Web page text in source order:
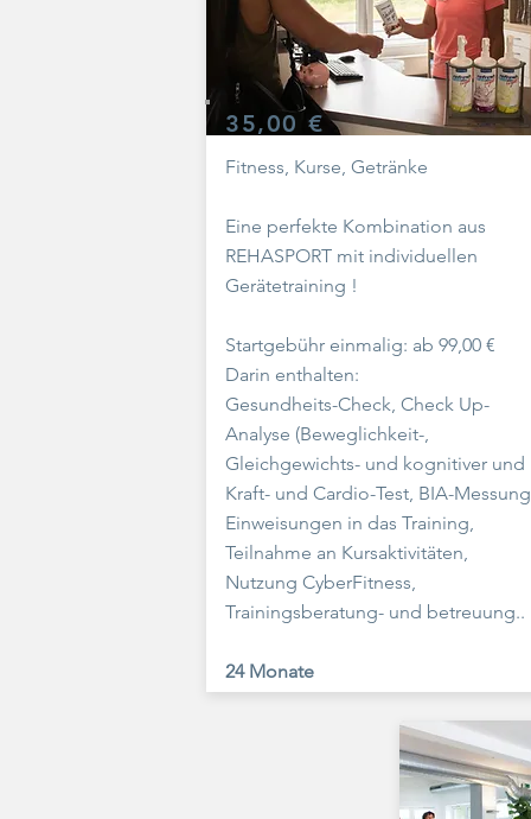
35,00 €
Fitness, Kurse, Getränke
Eine perfekte Kombination aus
REHASPORT mit individuellen
Gerätetraining !
Startgebühr einmalig: ab 99,00 €
Darin enthalten:
Gesundheits-Check, Check Up-
Analyse (Beweglichkeit-,
Gleichgewichts- und kognitiver und
Kraft- und Cardio-Test, BIA-
Einweisungen in das Training,
Teilnahme an Kursaktivitäten,
Nutzung CyberFitness,
Trainingsberatung- und betreuung..
24 Monate